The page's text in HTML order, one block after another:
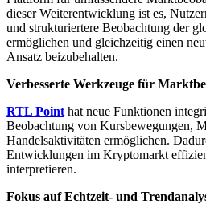
dieser Weiterentwicklung ist es,
und strukturiertere Beobachtung der
ermöglichen und gleichzeitig einen
Ansatz beizubehalten.
Verbesserte Werkzeuge für
RTL Point hat neue Funktionen
Beobachtung von Kursbewegungen,
Handelsaktivitäten ermöglichen.
Entwicklungen im Kryptomarkt
interpretieren.
Fokus auf Echtzeit- und